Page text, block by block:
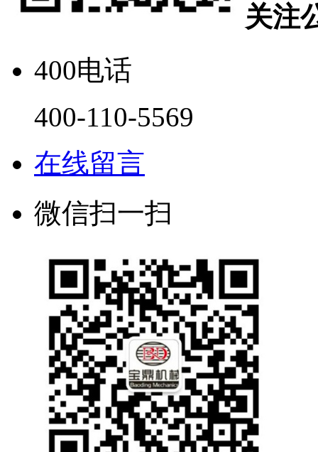
关注
400电话
400-110-5569
在线留言
微信扫一扫